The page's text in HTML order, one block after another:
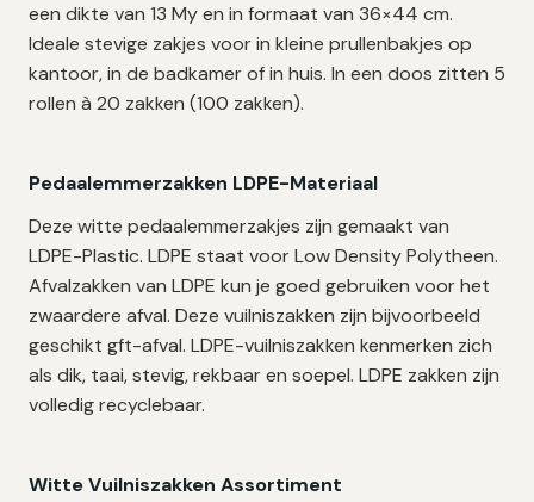
een dikte van 13 My en in formaat van 36×44 cm.
Ideale stevige zakjes voor in kleine prullenbakjes op
kantoor, in de badkamer of in huis. In een doos zitten 5
rollen à 20 zakken (100 zakken).
Pedaalemmerzakken LDPE-Materiaal
Deze witte pedaalemmerzakjes zijn gemaakt van
LDPE-Plastic. LDPE staat voor Low Density Polytheen.
Afvalzakken van LDPE kun je goed gebruiken voor het
zwaardere afval. Deze vuilniszakken zijn bijvoorbeeld
geschikt gft-afval. LDPE-vuilniszakken kenmerken zich
als dik, taai, stevig, rekbaar en soepel. LDPE zakken zijn
volledig recyclebaar.
Witte Vuilniszakken Assortiment